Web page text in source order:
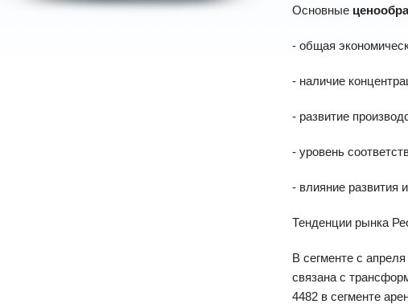
Основные
- общая
- наличие
- развитие
- уровень
- влияние развития
Тенденции рынка
В сегменте с
связана с
4482 в сегменте